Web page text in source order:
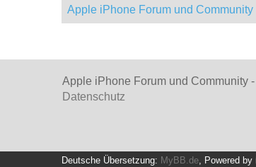
Apple iPhone Forum und Community
Apple iPhone Forum und Community -
Datenschutz
Deutsche Übersetzung: MyBB.de , Powered by